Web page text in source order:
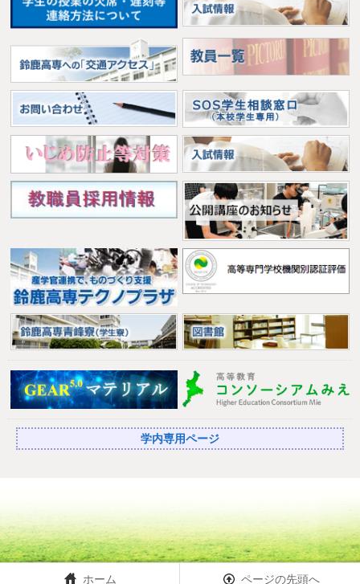
学内専用ページ
ホーム ページの先頭へ